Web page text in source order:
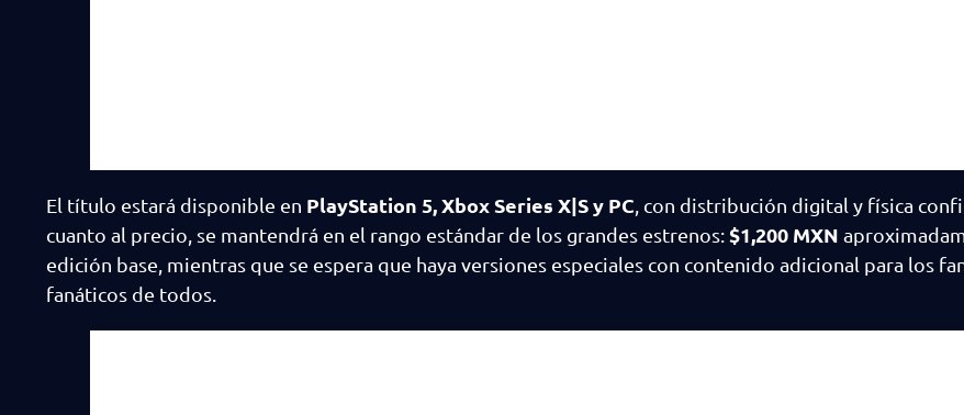
El título estará disponible en PlayStation 5, Xbox Series X|S y PC , con distribución digital y física
cuanto al precio, se mantendrá en el rango estándar de los grandes estrenos:$1,200 MXN
edición base, mientras que se espera que haya versiones especiales con contenido adicional para los
fanáticos de todos.